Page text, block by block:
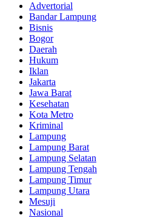
Advertorial
Bandar Lampung
Bisnis
Bogor
Daerah
Hukum
Iklan
Jakarta
Jawa Barat
Kesehatan
Kota Metro
Kriminal
Lampung
Lampung Barat
Lampung Selatan
Lampung Tengah
Lampung Timur
Lampung Utara
Mesuji
Nasional